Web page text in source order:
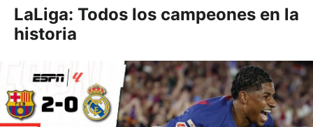
LaLiga: Todos los campeones en la
historia